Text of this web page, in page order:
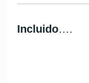
Incluido….